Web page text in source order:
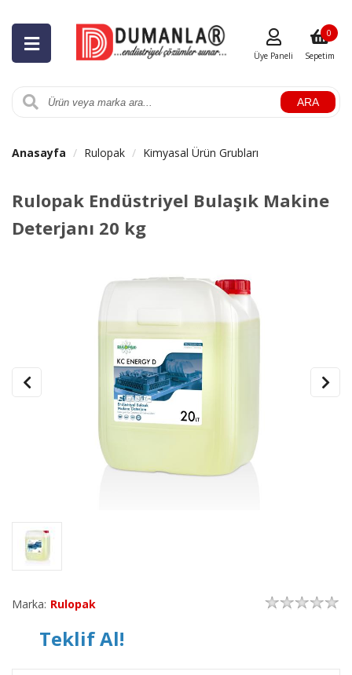
ARA
Üye Paneli Sepetim
0
Anasayfa Rulopak Kimyasal Ürün Grubları
Rulopak Endüstriyel Bulaşık Makine
Deterjanı 20 kg
Marka: Rulopak
Teklif Al!